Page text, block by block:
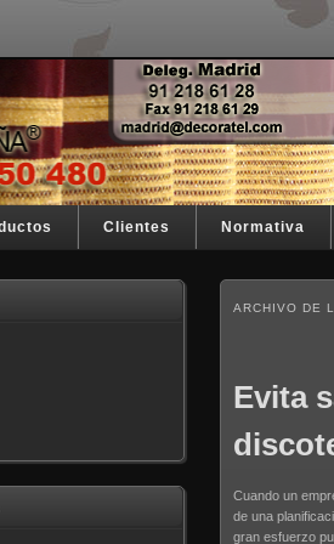
razón de ser
Clientes Normativa
ARCHIVO DE
Evita
Cuando un
de una
gran esfuerzo